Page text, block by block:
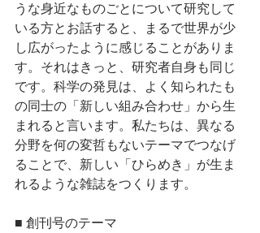
うな身近なものごとについて研究して
いる方とお話すると、まるで世界が少
し広がったように感じることがありま
す。それはきっと、研究者自身も同じ
です。科学の発見は、よく知られたも
の同士の「新しい組み合わせ」から生
まれると言います。私たちは、異なる
分野を何の変哲もないテーマでつなげ
ることで、新しい「ひらめき」が生ま
れるような雑誌をつくります。
■ 創刊号のテーマ